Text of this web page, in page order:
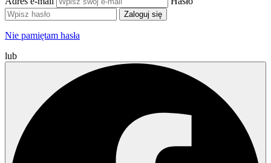
Zaloguj się
Nie pamiętam hasła
lub